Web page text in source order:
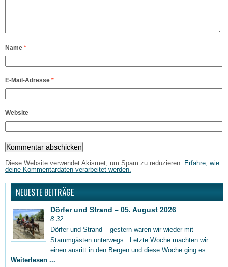
Name *
E-Mail-Adresse *
Website
Diese Website verwendet Akismet, um Spam zu reduzieren.
Erfahre, wie
deine Kommentardaten verarbeitet werden.
NEUESTE BEITRÄGE
Dörfer und Strand – 05. August 2026
8:32
Dörfer und Strand – gestern waren wir wieder mit
Stammgästen unterwegs . Letzte Woche machten wir
einen ausritt in den Bergen und diese Woche ging es
Weiterlesen ...